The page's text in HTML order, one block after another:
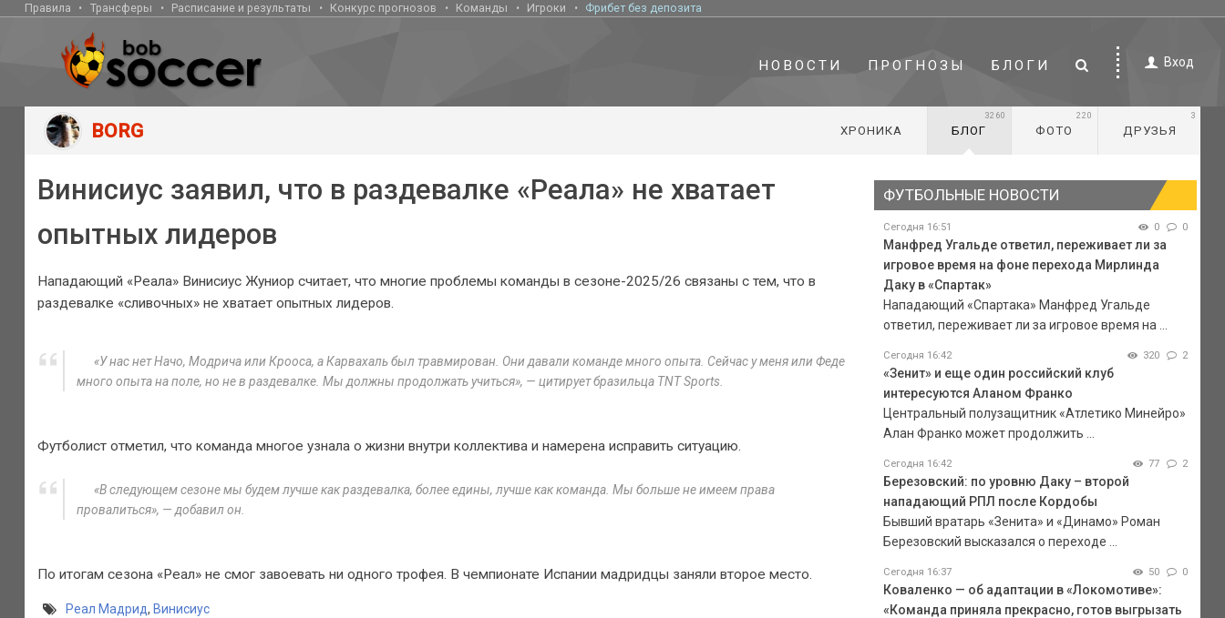
Правила Трансферы Расписание и результаты Конкурс прогнозов Команды Игроки Фрибет без депозита
НОВОСТИ ПРОГНОЗЫ БЛОГИ Вход
BORG ХРОНИКА БЛОГ
3260
ФОТО
220
ДРУЗЬЯ
3
Винисиус заявил, что в раздевалке «Реала» не хватает
опытных лидеров
Нападающий «Реала» Винисиус Жуниор считает, что многие проблемы команды в сезоне-2025/26 связаны с тем, что в
раздевалке «сливочных» не хватает опытных лидеров.
«У нас нет Начо, Модрича или Крооса, а Карвахаль был травмирован. Они давали команде много опыта. Сейчас у меня или Феде
много опыта на поле, но не в раздевалке. Мы должны продолжать учиться», — цитирует бразильца TNT Sports.
Футболист отметил, что команда многое узнала о жизни внутри коллектива и намерена исправить ситуацию.
«В следующем сезоне мы будем лучше как раздевалка, более едины, лучше как команда. Мы больше не имеем права
провалиться», — добавил он.
По итогам сезона «Реал» не смог завоевать ни одного трофея. В чемпионате Испании мадридцы заняли второе место.
Реал Мадрид, Винисиус
ФУТБОЛЬНЫЕ НОВОСТИ
Сегодня 16:51 0 0
Манфред Угальде ответил, переживает ли за
игровое время на фоне перехода Мирлинда
Даку в «Спартак»
Нападающий «Спартака» Манфред Угальде
ответил, переживает ли за игровое время на ...
Сегодня 16:42 320 2
«Зенит» и еще один российский клуб
интересуются Аланом Франко
Центральный полузащитник «Атлетико Минейро»
Алан Франко может продолжить ...
Сегодня 16:42 77 2
Березовский: по уровню Даку – второй
нападающий РПЛ после Кордобы
Бывший вратарь «Зенита» и «Динамо» Роман
Березовский высказался о переходе ...
Сегодня 16:37 50 0
Коваленко — об адаптации в «Локомотиве»:
«Команда приняла прекрасно, готов выгрызать